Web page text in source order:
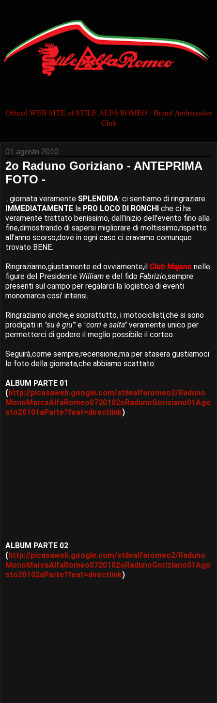
Official WEB SITE of STILE ALFA ROMEO - Brand Ambassador
Club
01 agosto 2010
2o Raduno Goriziano - ANTEPRIMA
FOTO -
...giornata veramente SPLENDIDA: ci sentiamo di ringraziare
IMMEDIATAMENTE la PRO LOCO DI RONCHI che ci ha
veramente trattato benissimo, dall'inizio dell'evento fino alla
fine,dimostrando di sapersi migliorare di moltissimo,rispetto
all'anno scorso,dove in ogni caso ci eravamo comunque
trovato BENE.
Ringraziamo,giustamente ed ovviamente,il Club Majano nelle
figure del Presidente William e del fido Fabrizio,sempre
presenti sul campo per regalarci la logistica di eventi
monomarca cosi' intensi.
Ringraziamo anche,e soprattutto, i motociclisti,che si sono
prodigati in "su è giu'"e "corri e salta"veramente unico per
permetterci di godere il meglio possibile il corteo.
Seguirà,come sempre,recensione,ma per stasera gustiamoci
le foto della giornata,che abbiamo scattato:
ALBUM PARTE 01
(http://picasaweb.google.com/stilealfaromeo2/Raduno
MonoMarcaAlfaRomeo0720102oRadunoGoriziano01Ago
sto20101aParte?feat=directlink)
ALBUM PARTE 02
(http://picasaweb.google.com/stilealfaromeo2/Raduno
MonoMarcaAlfaRomeo0720102oRadunoGoriziano01Ago
sto20102aParte?feat=directlink)